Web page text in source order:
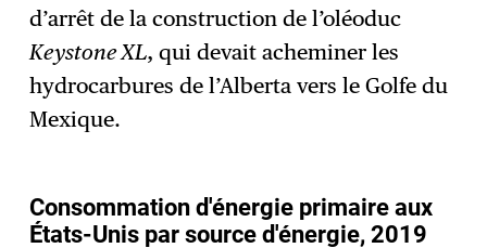
d’arrêt de la construction de l’oléoduc
Keystone XL, qui devait acheminer les
hydrocarbures de l’Alberta vers le Golfe du
Mexique.